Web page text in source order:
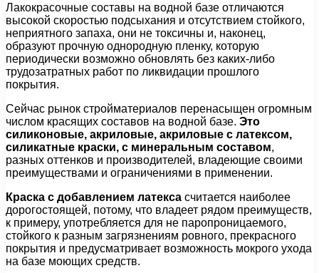
Лакокрасочные составы на водной базе отличаются
высокой скоростью подсыхания и отсутствием стойкого,
неприятного запаха, они не токсичны и, наконец,
образуют прочную однородную пленку, которую
периодически возможно обновлять без каких-либо
трудозатратных работ по ликвидации прошлого
покрытия.
Сейчас рынок стройматериалов перенасыщен огромным
числом красящих составов на водной базе. Это
силиконовые, акриловые, акриловые с латексом,
силикатные краски, с минеральным составом,
разных оттенков и производителей, владеющие своими
преимуществами и ограничениями в применении.
Краска с добавлением латекса считается наиболее
дорогостоящей, потому, что владеет рядом преимуществ,
к примеру, употребляется для не паропроницаемого,
стойкого к разным загрязнениям ровного, прекрасного
покрытия и предусматривает возможность мокрого ухода
на базе моющих средств.